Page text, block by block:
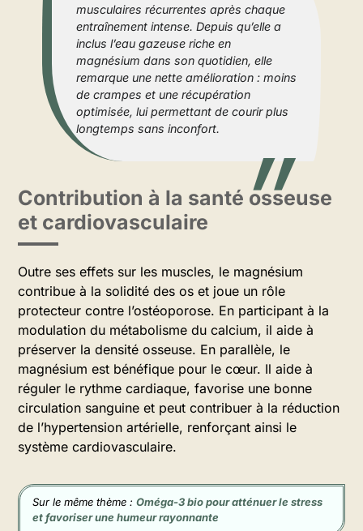
musculaires récurrentes après chaque
entraînement intense. Depuis qu’elle a
inclus l’eau gazeuse riche en
magnésium dans son quotidien, elle
remarque une nette amélioration : moins
de crampes et une récupération
optimisée, lui permettant de courir plus
longtemps sans inconfort.
Contribution à la santé osseuse
et cardiovasculaire
Outre ses effets sur les muscles, le magnésium
contribue à la solidité des os et joue un rôle
protecteur contre l’ostéoporose. En participant à la
modulation du métabolisme du calcium, il aide à
préserver la densité osseuse. En parallèle, le
magnésium est bénéfique pour le cœur. Il aide à
réguler le rythme cardiaque, favorise une bonne
circulation sanguine et peut contribuer à la réduction
de l’hypertension artérielle, renforçant ainsi le
système cardiovasculaire.
Sur le même thème : Oméga-3 bio pour atténuer le stress
et favoriser une humeur rayonnante